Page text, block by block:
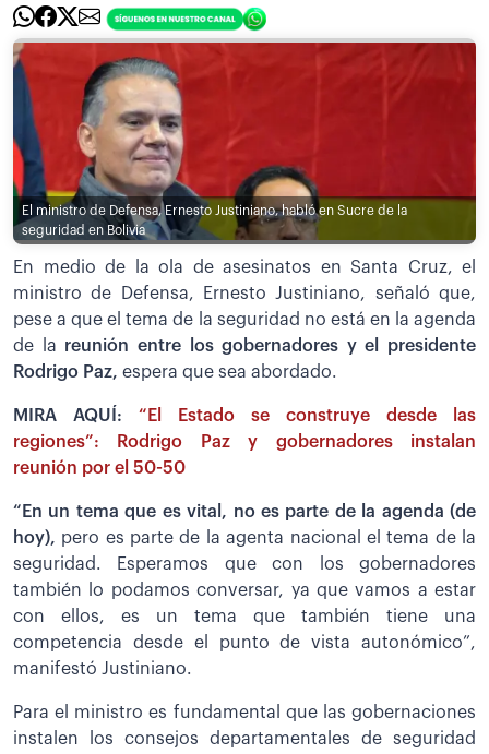
El ministro de Defensa, Ernesto Justiniano, habló en Sucre de la
seguridad en Bolivia
En medio de la ola de asesinatos en Santa Cruz, el
ministro de Defensa, Ernesto Justiniano, señaló que,
pese a que el tema de la seguridad no está en la agenda
de la reunión entre los gobernadores y el presidente
Rodrigo Paz, espera que sea abordado.
MIRA AQUÍ: “El Estado se construye desde las
regiones”: Rodrigo Paz y gobernadores instalan
reunión por el 50-50
“En un tema que es vital, no es parte de la agenda (de
hoy), pero es parte de la agenta nacional el tema de la
seguridad. Esperamos que con los gobernadores
también lo podamos conversar, ya que vamos a estar
con ellos, es un tema que también tiene una
competencia desde el punto de vista autonómico”,
manifestó Justiniano.
Para el ministro es fundamental que las gobernaciones
instalen los consejos departamentales de seguridad